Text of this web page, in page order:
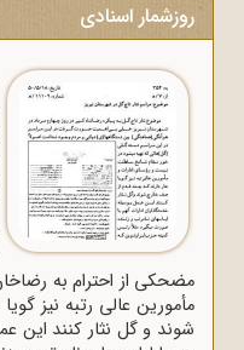
روزشمار اسنادی
مضحکی از احترام به
مأمورین عالی رتبه نیز
شوند و گل نثار کنند این